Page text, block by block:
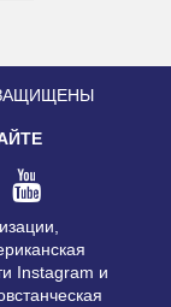
Instagram и